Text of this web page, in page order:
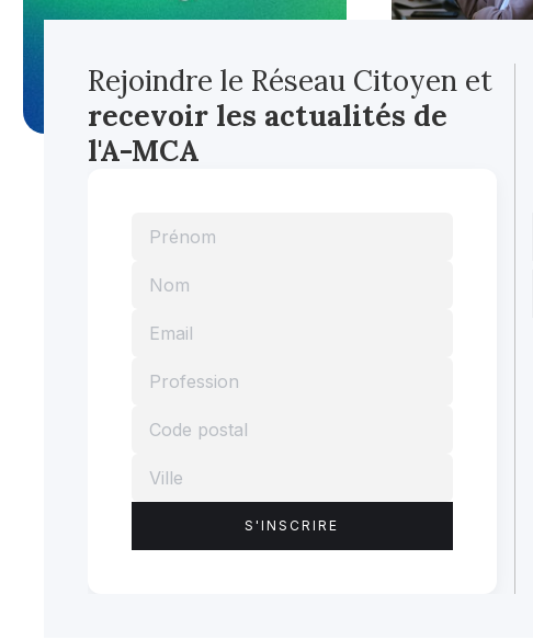
Rejoindre le Réseau Citoyen et
recevoir les actualités de
l'A-MCA